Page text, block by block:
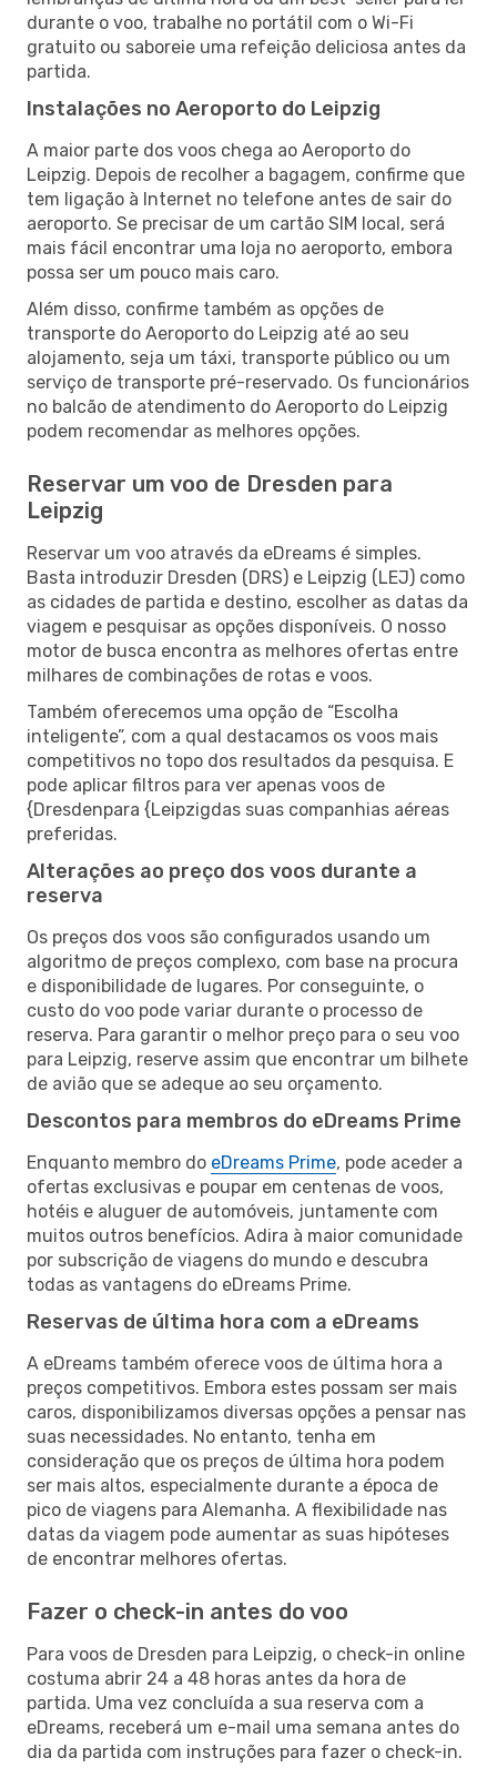
durante o voo, trabalhe no portátil com o Wi-Fi
gratuito ou saboreie uma refeição deliciosa antes da
partida.
Instalações no Aeroporto do Leipzig
A maior parte dos voos chega ao Aeroporto do
Leipzig. Depois de recolher a bagagem, confirme que
tem ligação à Internet no telefone antes de sair do
aeroporto. Se precisar de um cartão SIM local, será
mais fácil encontrar uma loja no aeroporto, embora
possa ser um pouco mais caro.
Além disso, confirme também as opções de
transporte do Aeroporto do Leipzig até ao seu
alojamento, seja um táxi, transporte público ou um
serviço de transporte pré-reservado. Os funcionários
no balcão de atendimento do Aeroporto do Leipzig
podem recomendar as melhores opções.
Reservar um voo de Dresden para
Leipzig
Reservar um voo através da eDreams é simples.
Basta introduzir Dresden (DRS) e Leipzig (LEJ) como
as cidades de partida e destino, escolher as datas da
viagem e pesquisar as opções disponíveis. O nosso
motor de busca encontra as melhores ofertas entre
milhares de combinações de rotas e voos.
Também oferecemos uma opção de “Escolha
inteligente”, com a qual destacamos os voos mais
competitivos no topo dos resultados da pesquisa. E
pode aplicar filtros para ver apenas voos de
{Dresdenpara {Leipzigdas suas companhias aéreas
preferidas.
Alterações ao preço dos voos durante a
reserva
Os preços dos voos são configurados usando um
algoritmo de preços complexo, com base na procura
e disponibilidade de lugares. Por conseguinte, o
custo do voo pode variar durante o processo de
reserva. Para garantir o melhor preço para o seu voo
para Leipzig, reserve assim que encontrar um bilhete
de avião que se adeque ao seu orçamento.
Descontos para membros do eDreams Prime
Enquanto membro do eDreams Prime, pode aceder a
ofertas exclusivas e poupar em centenas de voos,
hotéis e aluguer de automóveis, juntamente com
muitos outros benefícios. Adira à maior comunidade
por subscrição de viagens do mundo e descubra
todas as vantagens do eDreams Prime.
Reservas de última hora com a eDreams
A eDreams também oferece voos de última hora a
preços competitivos. Embora estes possam ser mais
caros, disponibilizamos diversas opções a pensar nas
suas necessidades. No entanto, tenha em
consideração que os preços de última hora podem
ser mais altos, especialmente durante a época de
pico de viagens para Alemanha. A flexibilidade nas
datas da viagem pode aumentar as suas hipóteses
de encontrar melhores ofertas.
Fazer o check-in antes do voo
Para voos de Dresden para Leipzig, o check-in online
costuma abrir 24 a 48 horas antes da hora de
partida. Uma vez concluída a sua reserva com a
eDreams, receberá um e-mail uma semana antes do
dia da partida com instruções para fazer o check-in.